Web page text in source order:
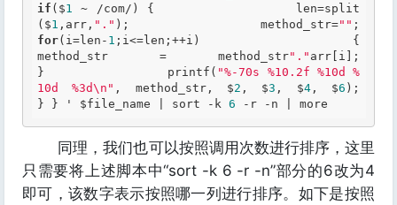
if ($1 ~ /com/) {                 len=split
($1 ,arr, "." );                 method_str=""
for(i=len- 1 ;i<=len;++i) {
method_str = method_str"." arr[i];
}                 printf( "%-70s %10.2f %10d %
10d %3d\n" , method_str, $2 , $3 , $4, $6 );
} } ' $file_name | sort -k 6 -r -n | more
同理，我们也可以按照调用次数进行排序，这里
只需要将上述脚本中“sort -k 6 -r -n”部分的6改为4
即可，该数字表示按照哪一列进行排序。如下是按照